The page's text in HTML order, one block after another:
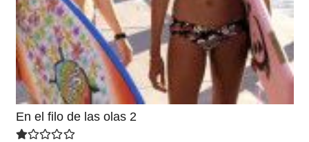
En el filo de las olas 2